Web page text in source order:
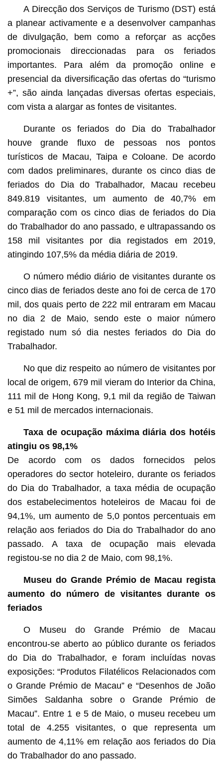
A Direcção dos Serviços de Turismo (DST) está
a planear activamente e a desenvolver campanhas
de divulgação, bem como a reforçar as acções
promocionais direccionadas para os feriados
importantes. Para além da promoção online e
presencial da diversificação das ofertas do “turismo
+”, são ainda lançadas diversas ofertas especiais,
com vista a alargar as fontes de visitantes.
Durante os feriados do Dia do Trabalhador
houve grande fluxo de pessoas nos pontos
turísticos de Macau, Taipa e Coloane. De acordo
com dados preliminares, durante os cinco dias de
feriados do Dia do Trabalhador, Macau recebeu
849.819 visitantes, um aumento de 40,7% em
comparação com os cinco dias de feriados do Dia
do Trabalhador do ano passado, e ultrapassando os
158 mil visitantes por dia registados em 2019,
atingindo 107,5% da média diária de 2019.
O número médio diário de visitantes durante os
cinco dias de feriados deste ano foi de cerca de 170
mil, dos quais perto de 222 mil entraram em Macau
no dia 2 de Maio, sendo este o maior número
registado num só dia nestes feriados do Dia do
Trabalhador.
No que diz respeito ao número de visitantes por
local de origem, 679 mil vieram do Interior da China,
111 mil de Hong Kong, 9,1 mil da região de Taiwan
e 51 mil de mercados internacionais.
Taxa de ocupação máxima diária dos hotéis
atingiu os 98,1%
De acordo com os dados fornecidos pelos
operadores do sector hoteleiro, durante os feriados
do Dia do Trabalhador, a taxa média de ocupação
dos estabelecimentos hoteleiros de Macau foi de
94,1%, um aumento de 5,0 pontos percentuais em
relação aos feriados do Dia do Trabalhador do ano
passado. A taxa de ocupação mais elevada
registou-se no dia 2 de Maio, com 98,1%.
Museu do Grande Prémio de Macau regista
aumento do número de visitantes durante os
feriados
O Museu do Grande Prémio de Macau
encontrou-se aberto ao público durante os feriados
do Dia do Trabalhador, e foram incluídas novas
exposições: “Produtos Filatélicos Relacionados com
o Grande Prémio de Macau” e “Desenhos de João
Simões Saldanha sobre o Grande Prémio de
Macau”. Entre 1 e 5 de Maio, o museu recebeu um
total de 4.255 visitantes, o que representa um
aumento de 4,11% em relação aos feriados do Dia
do Trabalhador do ano passado.